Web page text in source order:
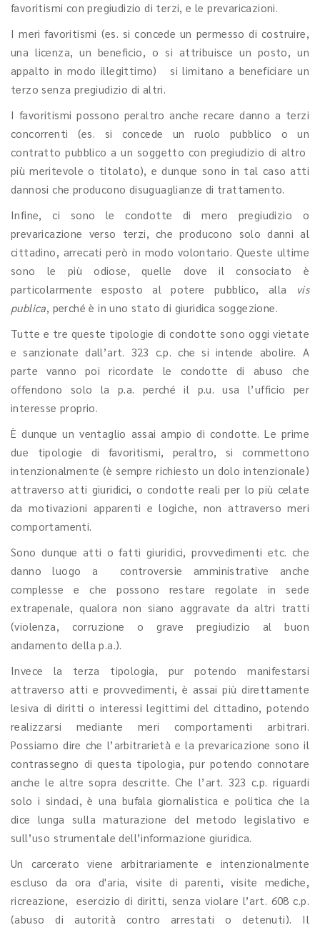
favoritismi con pregiudizio di terzi, e le prevaricazioni.
I meri favoritismi (es. si concede un permesso di costruire,
una licenza, un beneficio, o si attribuisce un posto, un
appalto in modo illegittimo) si limitano a beneficiare un
terzo senza pregiudizio di altri.
I favoritismi possono peraltro anche recare danno a terzi
concorrenti (es. si concede un ruolo pubblico o un
contratto pubblico a un soggetto con pregiudizio di altro
più meritevole o titolato), e dunque sono in tal caso atti
dannosi che producono disuguaglianze di trattamento.
Infine, ci sono le condotte di mero pregiudizio o
prevaricazione verso terzi, che producono solo danni al
cittadino, arrecati però in modo volontario. Queste ultime
sono le più odiose, quelle dove il consociato è
particolarmente esposto al potere pubblico, alla
vis
publica, perché è in uno stato di giuridica soggezione.
Tutte e tre queste tipologie di condotte sono oggi vietate
e sanzionate dall’art. 323 c.p. che si intende abolire. A
parte vanno poi ricordate le condotte di abuso che
offendono solo la p.a. perché il p.u. usa l’ufficio per
interesse proprio.
È dunque un ventaglio assai ampio di condotte. Le prime
due tipologie di favoritismi, peraltro, si commettono
intenzionalmente (è sempre richiesto un dolo intenzionale)
attraverso atti giuridici, o condotte reali per lo più celate
da motivazioni apparenti e logiche, non attraverso meri
comportamenti.
Sono dunque atti o fatti giuridici, provvedimenti etc. che
danno luogo a controversie amministrative anche
complesse e che possono restare regolate in sede
extrapenale, qualora non siano aggravate da altri tratti
(violenza, corruzione o grave pregiudizio al buon
andamento della p.a.).
Invece la terza tipologia, pur potendo manifestarsi
attraverso atti e provvedimenti, è assai più direttamente
lesiva di diritti o interessi legittimi del cittadino, potendo
realizzarsi mediante meri comportamenti arbitrari.
Possiamo dire che l’arbitrarietà e la prevaricazione sono il
contrassegno di questa tipologia, pur potendo connotare
anche le altre sopra descritte. Che l’art. 323 c.p. riguardi
solo i sindaci, è una bufala giornalistica e politica che la
dice lunga sulla maturazione del metodo legislativo e
sull’uso strumentale dell’informazione giuridica.
Un carcerato viene arbitrariamente e intenzionalmente
escluso da ora d'aria, visite di parenti, visite mediche,
ricreazione, esercizio di diritti, senza violare l’art. 608 c.p.
(abuso di autorità contro arrestati o detenuti). Il